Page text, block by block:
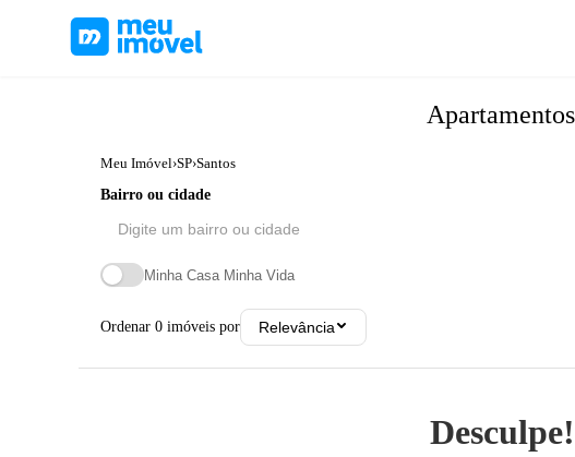
Apartamentos
Meu Imóvel›SP›Santos
Bairro ou cidade
Minha Casa Minha Vida
Ordenar 0 imóveis por Relevância